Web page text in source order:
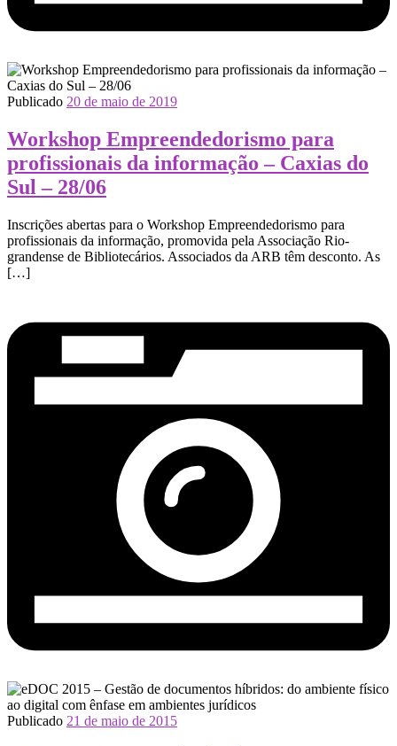
Publicado 20 de maio de 2019
Workshop Empreendedorismo para
profissionais da informação – Caxias do
Sul – 28/06
Inscrições abertas para o Workshop Empreendedorismo para
profissionais da informação, promovida pela Associação Rio-
grandense de Bibliotecários. Associados da ARB têm desconto. As
[…]
Publicado 21 de maio de 2015